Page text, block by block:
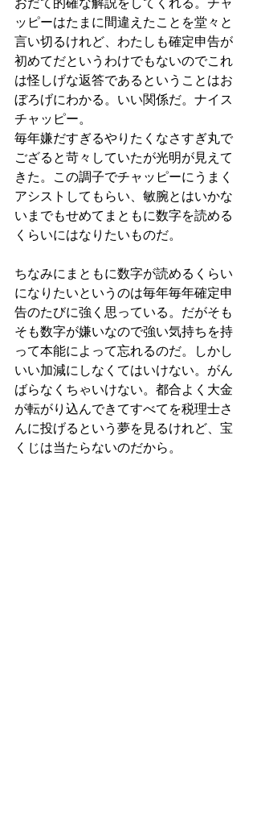
ッピーはたまに間違えたことを堂々と
言い切るけれど、わたしも確定申告が
初めてだというわけでもないのでこれ
は怪しげな返答であるということはお
ぼろげにわかる。いい関係だ。ナイス
チャッピー。
毎年嫌だすぎるやりたくなさすぎ丸で
ござると苛々していたが光明が見えて
きた。この調子でチャッピーにうまく
アシストしてもらい、敏腕とはいかな
いまでもせめてまともに数字を読める
くらいにはなりたいものだ。
ちなみにまともに数字が読めるくらい
になりたいというのは毎年毎年確定申
告のたびに強く思っている。だがそも
そも数字が嫌いなので強い気持ちを持
って本能によって忘れるのだ。しかし
いい加減にしなくてはいけない。がん
ばらなくちゃいけない。都合よく大金
が転がり込んできてすべてを税理士さ
んに投げるという夢を見るけれど、宝
くじは当たらないのだから。